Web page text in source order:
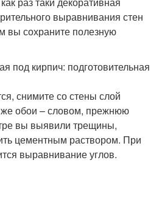
выравнивания стен
вы сохраните полезную
под кирпич: подготовительная
снимите со стены слой
же обои – словом, прежнюю
вы выявили трещины,
цементным раствором. При
выравнивание углов.